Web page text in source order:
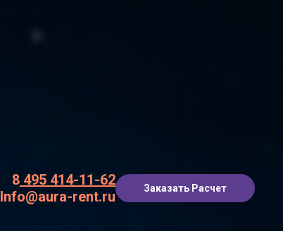
8 495 414-11-62
Info@aura-rent.ru
Заказать Расчет